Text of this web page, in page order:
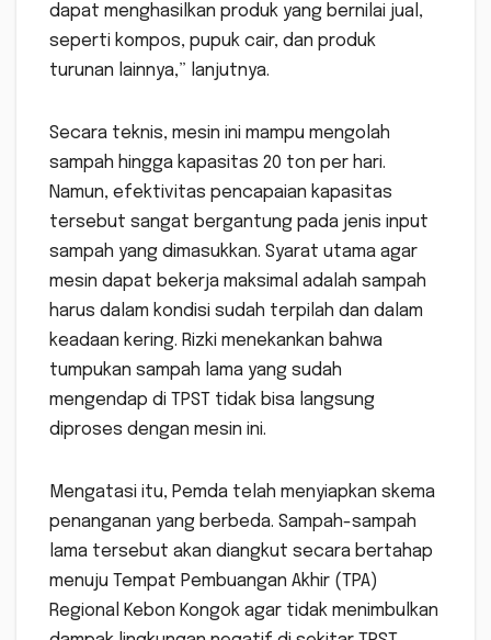
dapat menghasilkan produk yang bernilai jual,
seperti kompos, pupuk cair, dan produk
turunan lainnya,” lanjutnya.
Secara teknis, mesin ini mampu mengolah
sampah hingga kapasitas 20 ton per hari.
Namun, efektivitas pencapaian kapasitas
tersebut sangat bergantung pada jenis input
sampah yang dimasukkan. Syarat utama agar
mesin dapat bekerja maksimal adalah sampah
harus dalam kondisi sudah terpilah dan dalam
keadaan kering. Rizki menekankan bahwa
tumpukan sampah lama yang sudah
mengendap di TPST tidak bisa langsung
diproses dengan mesin ini.
Mengatasi itu, Pemda telah menyiapkan skema
penanganan yang berbeda. Sampah-sampah
lama tersebut akan diangkut secara bertahap
menuju Tempat Pembuangan Akhir (TPA)
Regional Kebon Kongok agar tidak menimbulkan